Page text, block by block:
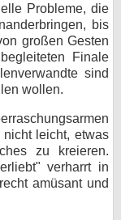
Probleme, die
bis
großen Gesten
Finale
sind
wollen.
leicht, etwas
zu kreieren.
verharrt in
amüsant und